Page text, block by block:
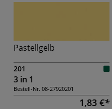
Pastellgelb
201
3 in 1
Bestell-Nr. 08-27920201
1,83 €